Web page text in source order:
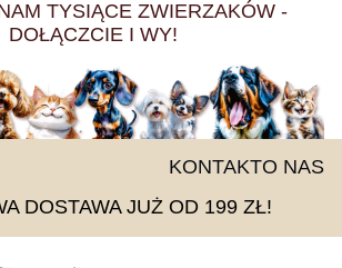
TYSIĄCE ZWIERZAKÓW -
DOŁĄCZCIE I WY!
KONTAKTO NAS
DOSTAWA JUŻ OD 199 ZŁ!